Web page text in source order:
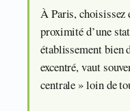
À Paris, choisissez
proximité d’une
établissement bien
excentré, vaut
centrale » loin de